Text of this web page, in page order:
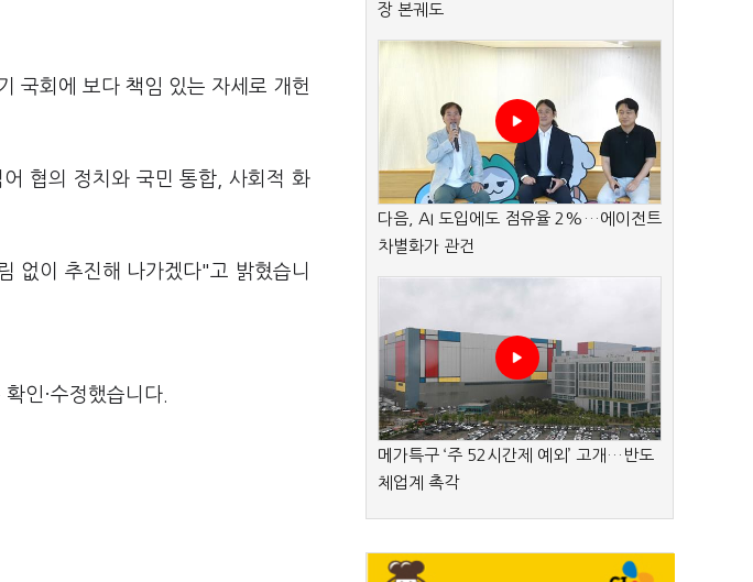
국회에 보다 책임 있는 자세로 개헌
협의 정치와 국민 통합, 사회적 화
없이 추진해 나가겠다"고 밝혔습니
인·수정했습니다.
장 본궤도
다음, AI 도입에도 점유율 2%…에이전트
차별화가 관건
메가특구 ‘주 52시간제 예외’ 고개…반도
체업계 촉각